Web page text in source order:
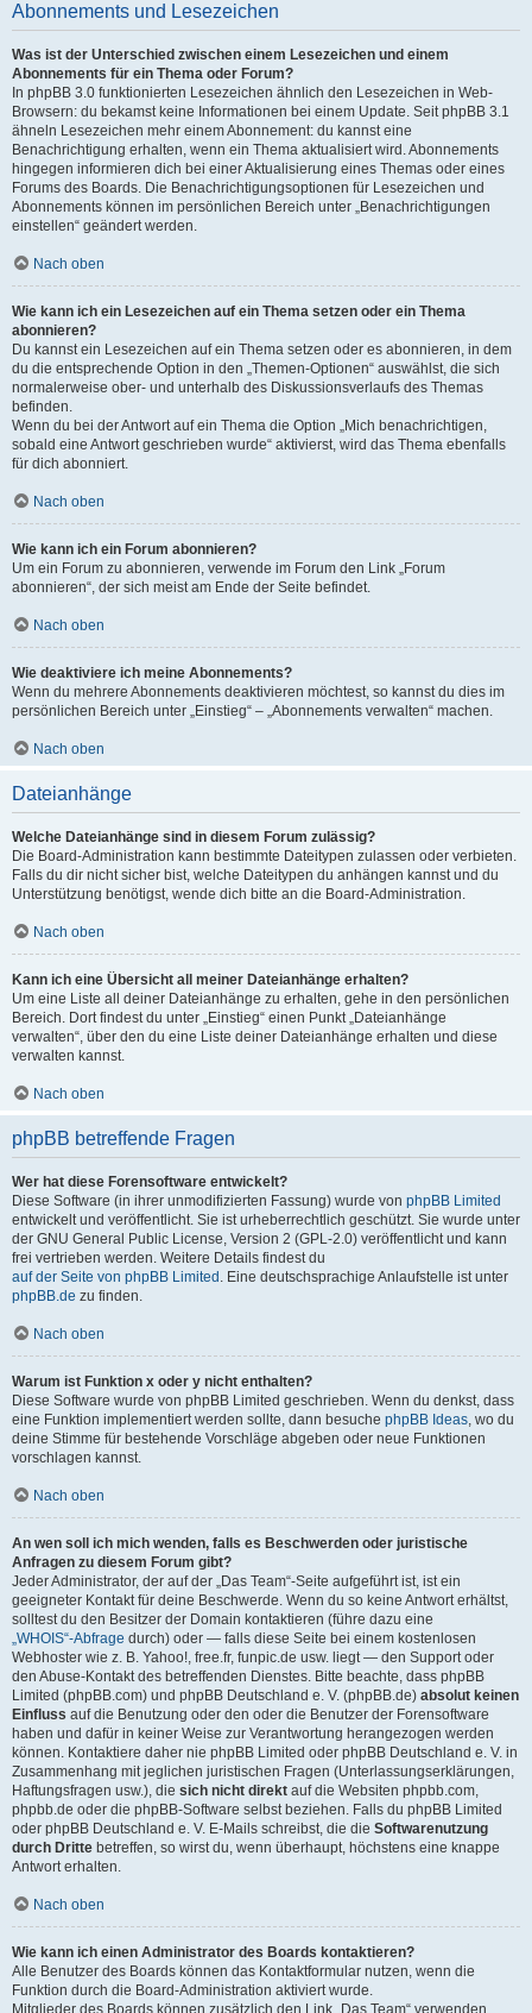
Abonnements und Lesezeichen
Was ist der Unterschied zwischen einem Lesezeichen und einem
Abonnements für ein Thema oder Forum?
In phpBB 3.0 funktionierten Lesezeichen ähnlich den Lesezeichen in Web-
Browsern: du bekamst keine Informationen bei einem Update. Seit phpBB 3.1
ähneln Lesezeichen mehr einem Abonnement: du kannst eine
Benachrichtigung erhalten, wenn ein Thema aktualisiert wird. Abonnements
hingegen informieren dich bei einer Aktualisierung eines Themas oder eines
Forums des Boards. Die Benachrichtigungsoptionen für Lesezeichen und
Abonnements können im persönlichen Bereich unter „Benachrichtigungen
einstellen“ geändert werden.
Nach oben
Wie kann ich ein Lesezeichen auf ein Thema setzen oder ein Thema
abonnieren?
Du kannst ein Lesezeichen auf ein Thema setzen oder es abonnieren, in dem
du die entsprechende Option in den „Themen-Optionen“ auswählst, die sich
normalerweise ober- und unterhalb des Diskussionsverlaufs des Themas
befinden.
Wenn du bei der Antwort auf ein Thema die Option „Mich benachrichtigen,
sobald eine Antwort geschrieben wurde“ aktivierst, wird das Thema ebenfalls
für dich abonniert.
Nach oben
Wie kann ich ein Forum abonnieren?
Um ein Forum zu abonnieren, verwende im Forum den Link „Forum
abonnieren“, der sich meist am Ende der Seite befindet.
Nach oben
Wie deaktiviere ich meine Abonnements?
Wenn du mehrere Abonnements deaktivieren möchtest, so kannst du dies im
persönlichen Bereich unter „Einstieg“ – „Abonnements verwalten“ machen.
Nach oben
Dateianhänge
Welche Dateianhänge sind in diesem Forum zulässig?
Die Board-Administration kann bestimmte Dateitypen zulassen oder verbieten.
Falls du dir nicht sicher bist, welche Dateitypen du anhängen kannst und du
Unterstützung benötigst, wende dich bitte an die Board-Administration.
Nach oben
Kann ich eine Übersicht all meiner Dateianhänge erhalten?
Um eine Liste all deiner Dateianhänge zu erhalten, gehe in den persönlichen
Bereich. Dort findest du unter „Einstieg“ einen Punkt „Dateianhänge
verwalten“, über den du eine Liste deiner Dateianhänge erhalten und diese
verwalten kannst.
Nach oben
phpBB betreffende Fragen
Wer hat diese Forensoftware entwickelt?
Diese Software (in ihrer unmodifizierten Fassung) wurde von phpBB Limited
entwickelt und veröffentlicht. Sie ist urheberrechtlich geschützt. Sie wurde unter
der GNU General Public License, Version 2 (GPL-2.0) veröffentlicht und kann
frei vertrieben werden. Weitere Details findest du
auf der Seite von phpBB Limited . Eine deutschsprachige Anlaufstelle ist unter
phpBB.de zu finden.
Nach oben
Warum ist Funktion x oder y nicht enthalten?
Diese Software wurde von phpBB Limited geschrieben. Wenn du denkst, dass
eine Funktion implementiert werden sollte, dann besuche phpBB Ideas, wo du
deine Stimme für bestehende Vorschläge abgeben oder neue Funktionen
vorschlagen kannst.
Nach oben
An wen soll ich mich wenden, falls es Beschwerden oder juristische
Anfragen zu diesem Forum gibt?
Jeder Administrator, der auf der „Das Team“-Seite aufgeführt ist, ist ein
geeigneter Kontakt für deine Beschwerde. Wenn du so keine Antwort erhältst,
solltest du den Besitzer der Domain kontaktieren (führe dazu eine
„WHOIS“-Abfrage durch) oder — falls diese Seite bei einem kostenlosen
Webhoster wie z. B. Yahoo!, free.fr, funpic.de usw. liegt — den Support oder
den Abuse-Kontakt des betreffenden Dienstes. Bitte beachte, dass phpBB
Limited (phpBB.com) und phpBB Deutschland e. V. (phpBB.de) absolut keinen
Einfluss auf die Benutzung oder den oder die Benutzer der Forensoftware
haben und dafür in keiner Weise zur Verantwortung herangezogen werden
können. Kontaktiere daher nie phpBB Limited oder phpBB Deutschland e. V. in
Zusammenhang mit jeglichen juristischen Fragen (Unterlassungserklärungen,
Haftungsfragen usw.), die sich nicht direkt auf die Websiten phpbb.com,
phpbb.de oder die phpBB-Software selbst beziehen. Falls du phpBB Limited
oder phpBB Deutschland e. V. E-Mails schreibst, die die Softwarenutzung
durch Dritte betreffen, so wirst du, wenn überhaupt, höchstens eine knappe
Antwort erhalten.
Nach oben
Wie kann ich einen Administrator des Boards kontaktieren?
Alle Benutzer des Boards können das Kontaktformular nutzen, wenn die
Funktion durch die Board-Administration aktiviert wurde.
Mitglieder des Boards können zusätzlich den Link „Das Team“ verwenden.